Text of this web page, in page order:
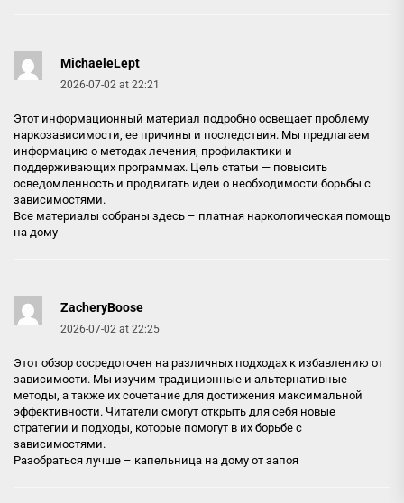
MichaeleLept
2026-07-02 at 22:21
Этот информационный материал подробно освещает проблему
наркозависимости, ее причины и последствия. Мы предлагаем
информацию о методах лечения, профилактики и
поддерживающих программах. Цель статьи — повысить
осведомленность и продвигать идеи о необходимости борьбы с
зависимостями.
Все материалы собраны здесь – платная наркологическая помощь
на дому
ZacheryBoose
2026-07-02 at 22:25
Этот обзор сосредоточен на различных подходах к избавлению от
зависимости. Мы изучим традиционные и альтернативные
методы, а также их сочетание для достижения максимальной
эффективности. Читатели смогут открыть для себя новые
стратегии и подходы, которые помогут в их борьбе с
зависимостями.
Разобраться лучше – капельница на дому от запоя